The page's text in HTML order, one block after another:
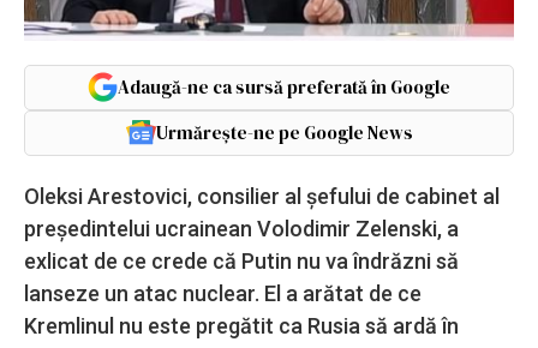
Adaugă-ne ca sursă preferată în Google
Urmărește-ne pe Google News
Oleksi Arestovici, consilier al şefului de cabinet al
preşedintelui ucrainean Volodimir Zelenski, a
exlicat de ce crede că Putin nu va îndrăzni să
lanseze un atac nuclear. El a arătat de ce
Kremlinul nu este pregătit ca Rusia să ardă în